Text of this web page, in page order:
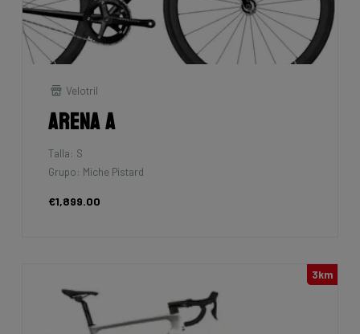
Velotril
Arena A
Talla: S
Grupo: Miche Pistard
€1,899.00
3km